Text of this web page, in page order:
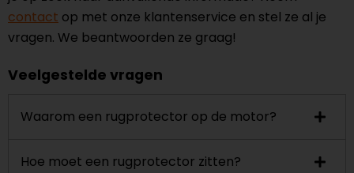
contact op met onze klantenservice en stel ze al je
vragen. We beantwoorden ze graag!
Veelgestelde vragen
Waarom een rugprotector op de motor?
Hoe moet een rugprotector zitten?